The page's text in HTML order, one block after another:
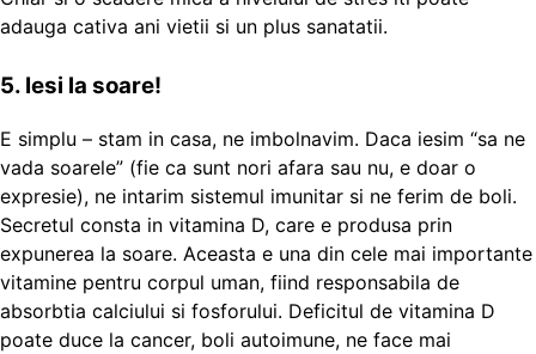
adauga cativa ani vietii si un plus sanatatii.
5. Iesi la soare!
E simplu – stam in casa, ne imbolnavim. Daca iesim “sa ne
vada soarele” (fie ca sunt nori afara sau nu, e doar o
expresie), ne intarim sistemul imunitar si ne ferim de boli.
Secretul consta in vitamina D, care e produsa prin
expunerea la soare. Aceasta e una din cele mai importante
vitamine pentru corpul uman, fiind responsabila de
absorbtia calciului si fosforului. Deficitul de vitamina D
poate duce la cancer, boli autoimune, ne face mai